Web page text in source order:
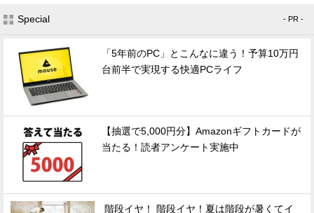
Special - PR -
「5年前のPC」とこんなに違う！予算10万円
台前半で実現する快適PCライフ
【抽選で5,000円分】Amazonギフトカードが
当たる！読者アンケート実施中
階段イヤ！ 階段イヤ！夏は階段が暑くてイ